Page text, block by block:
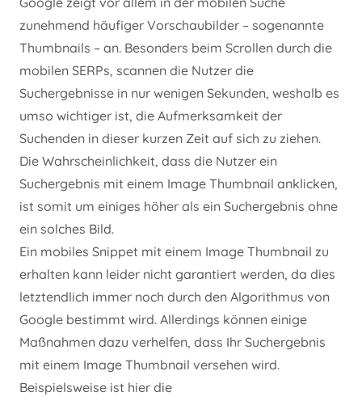
zunehmend häufiger Vorschaubilder – sogenannte
Thumbnails – an. Besonders beim Scrollen durch die
mobilen SERPs, scannen die Nutzer die
Suchergebnisse in nur wenigen Sekunden, weshalb es
umso wichtiger ist, die Aufmerksamkeit der
Suchenden in dieser kurzen Zeit auf sich zu ziehen.
Die Wahrscheinlichkeit, dass die Nutzer ein
Suchergebnis mit einem Image Thumbnail anklicken,
ist somit um einiges höher als ein Suchergebnis ohne
ein solches Bild.
Ein mobiles Snippet mit einem Image Thumbnail zu
erhalten kann leider nicht garantiert werden, da dies
letztendlich immer noch durch den Algorithmus von
Google bestimmt wird. Allerdings können einige
Maßnahmen dazu verhelfen, dass Ihr Suchergebnis
mit einem Image Thumbnail versehen wird.
Beispielsweise ist hier die